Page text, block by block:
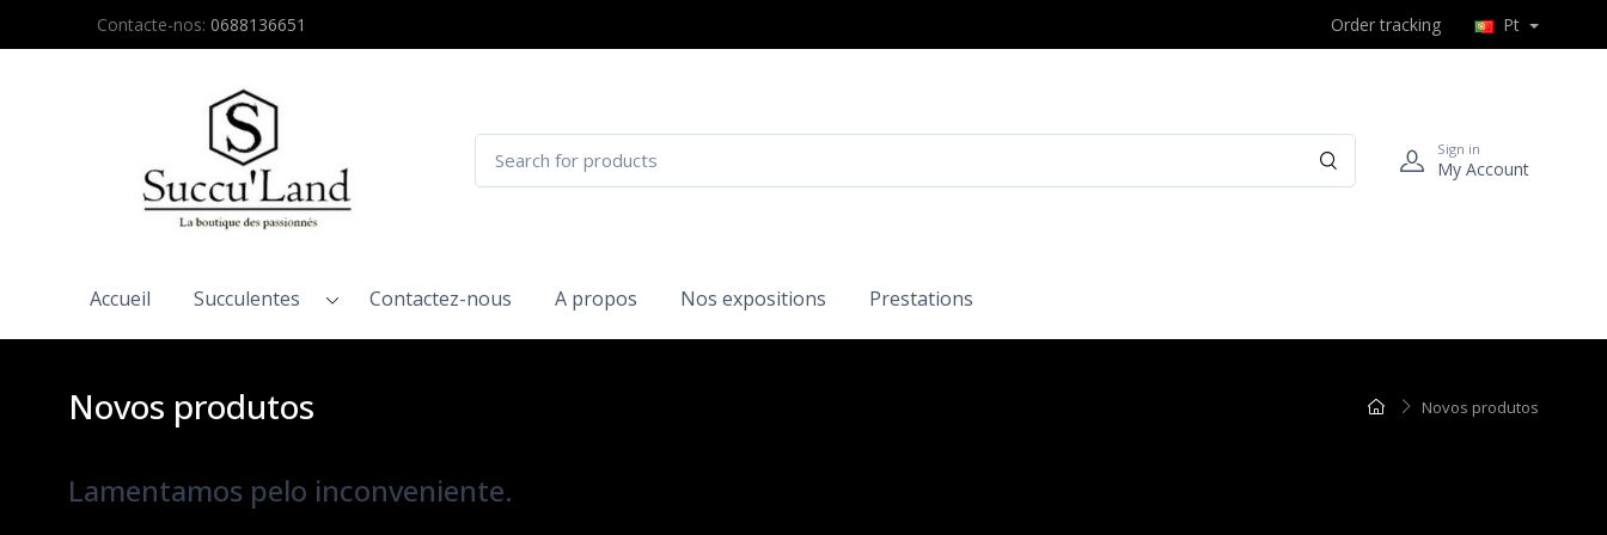
Contacte-nos: 0688136651 Order tracking Pt
Sign in
My Account
Accueil Succulentes Contactez-nous A propos Nos expositions Prestations
Novos produtos
Novos produtos
Lamentamos pelo inconveniente.